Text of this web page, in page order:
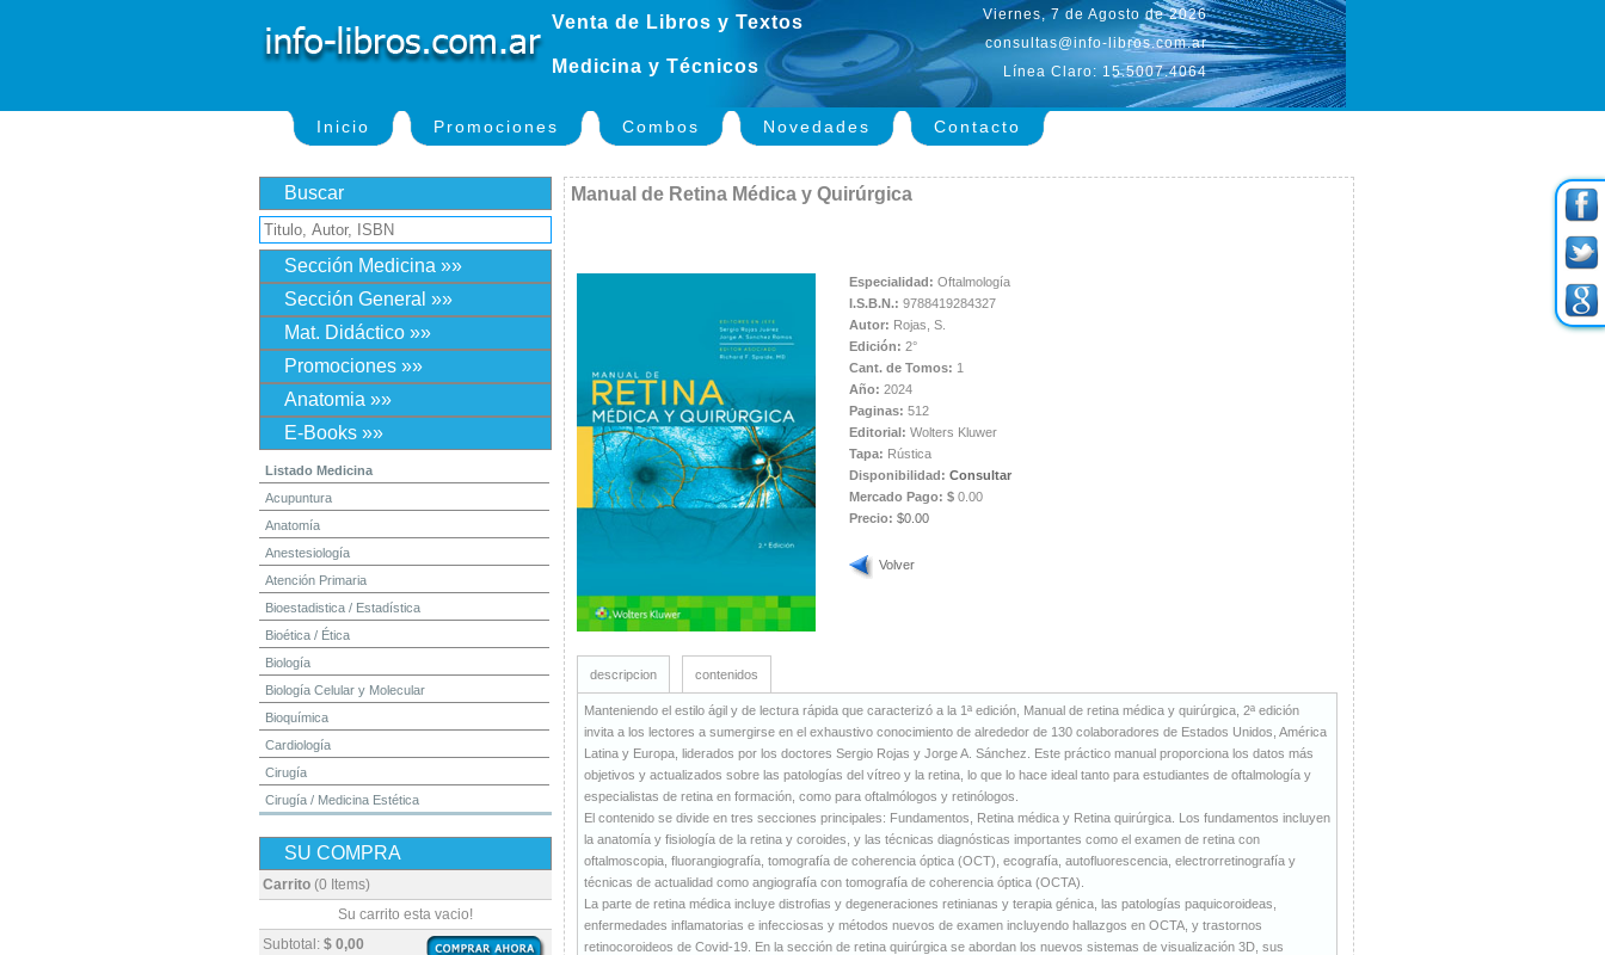
Venta de Libros y Textos
Medicina y Técnicos
Viernes, 7 de Agosto de 2026
consultas@info-libros.com.ar
Línea Claro: 15.5007.4064
Inicio Promociones Combos Novedades Contacto
Buscar
Sección Medicina »»
Sección General »»
Mat. Didáctico »»
Promociones »»
Anatomia »»
E-Books »»
Listado Medicina
Acupuntura
Anatomía
Anestesiología
Atención Primaria
Bioestadistica / Estadística
Bioética / Ética
Biología
Biología Celular y Molecular
Bioquímica
Cardiología
Cirugía
Cirugía / Medicina Estética
Dermatología
Diagnóstico por Imagen / Radiología
Embriología
SU COMPRA
Carrito (0 Items)
Subtotal: $ 0,00
Su carrito esta vacio!
Manual de Retina Médica y Quirúrgica
Especialidad: Oftalmología
I.S.B.N.: 9788419284327
Autor: Rojas, S.
Edición: 2°
Cant. de Tomos: 1
Año: 2024
Paginas: 512
Editorial: Wolters Kluwer
Tapa: Rústica
Disponibilidad: Consultar
Mercado Pago: $ 0.00
Precio: $0.00
Volver
descripcion contenidos
Manteniendo el estilo ágil y de lectura rápida que caracterizó a la 1ª edición, Manual de retina médica y quirúrgica, 2ª edición
invita a los lectores a sumergirse en el exhaustivo conocimiento de alrededor de 130 colaboradores de Estados Unidos, América
Latina y Europa, liderados por los doctores Sergio Rojas y Jorge A. Sánchez. Este práctico manual proporciona los datos más
objetivos y actualizados sobre las patologías del vítreo y la retina, lo que lo hace ideal tanto para estudiantes de oftalmología y
especialistas de retina en formación, como para oftalmólogos y retinólogos.
El contenido se divide en tres secciones principales: Fundamentos, Retina médica y Retina quirúrgica. Los fundamentos incluyen
la anatomía y fisiología de la retina y coroides, y las técnicas diagnósticas importantes como el examen de retina con
oftalmoscopia, fluorangiografía, tomografía de coherencia óptica (OCT), ecografía, autofluorescencia, electrorretinografía y
técnicas de actualidad como angiografía con tomografía de coherencia óptica (OCTA).
La parte de retina médica incluye distrofias y degeneraciones retinianas y terapia génica, las patologías paquicoroideas,
enfermedades inflamatorias e infecciosas y métodos nuevos de examen incluyendo hallazgos en OCTA, y trastornos
retinocoroideos de Covid-19. En la sección de retina quirúrgica se abordan los nuevos sistemas de visualización 3D, sus